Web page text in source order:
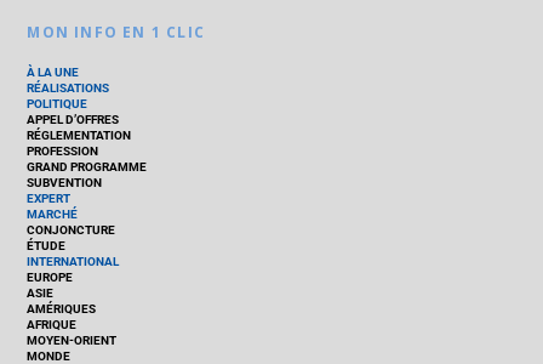
MON INFO EN 1 CLIC
À LA UNE
RÉALISATIONS
POLITIQUE
APPEL D’OFFRES
RÉGLEMENTATION
PROFESSION
GRAND PROGRAMME
SUBVENTION
EXPERT
MARCHÉ
CONJONCTURE
ÉTUDE
INTERNATIONAL
EUROPE
ASIE
AMÉRIQUES
AFRIQUE
MOYEN-ORIENT
MONDE